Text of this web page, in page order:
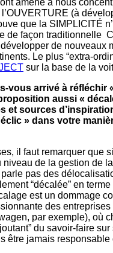
(à
que la SIMPLICITÉ
de façon traditionnelle
de nouveaux
Le plus “extra-
sur la base de la
vous arrivé à réfléchir
aussi «
et sources
» dans votre
il faut remarquer que
niveau de la gestion de
pas des
“décalée” en
est un dommage
des
par exemple), où
du savoir-faire
être jamais responsable